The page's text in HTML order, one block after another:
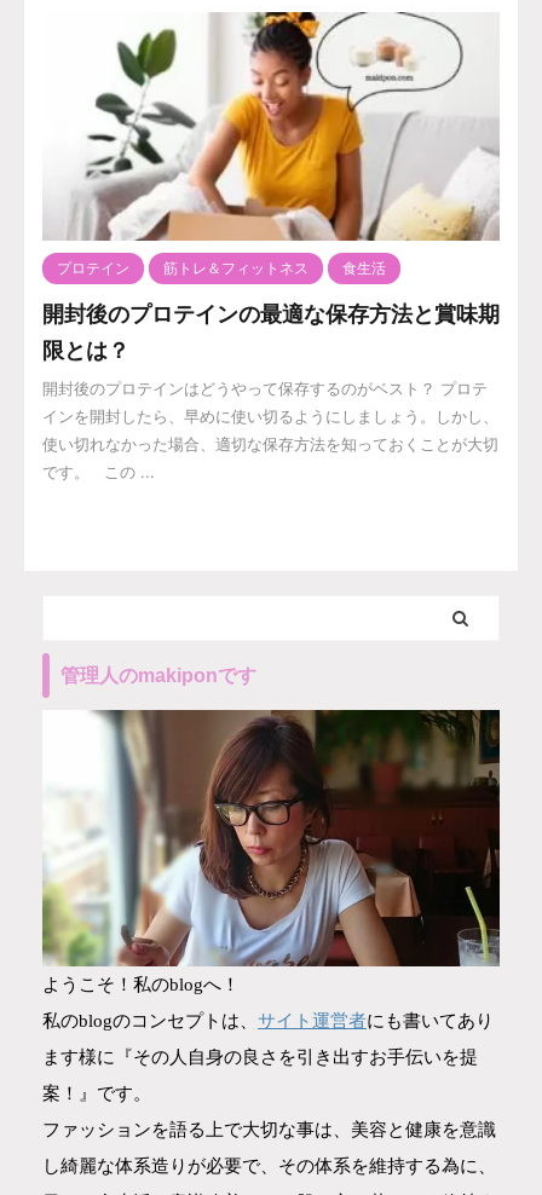
プロテイン 筋トレ＆フィットネス 食生活
開封後のプロテインの最適な保存方法と賞味期
限とは？
開封後のプロテインはどうやって保存するのがベスト？ プロテ
インを開封したら、早めに使い切るようにしましょう。しかし、
使い切れなかった場合、適切な保存方法を知っておくことが大切
です。 この ...
管理人のmakiponです
ようこそ！私のblogへ！
私のblogのコンセプトは、 サイト運営者にも書いてあり
ます様に『その人自身の良さを引き出すお手伝いを提
案！』です。
ファッションを語る上で大切な事は、美容と健康を意識
し綺麗な体系造りが必要で、その体系を維持する為に、